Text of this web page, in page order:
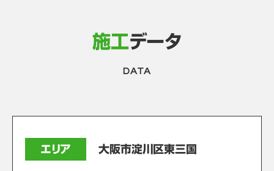
施工データ
DATA
エリア 大阪市淀川区東三国